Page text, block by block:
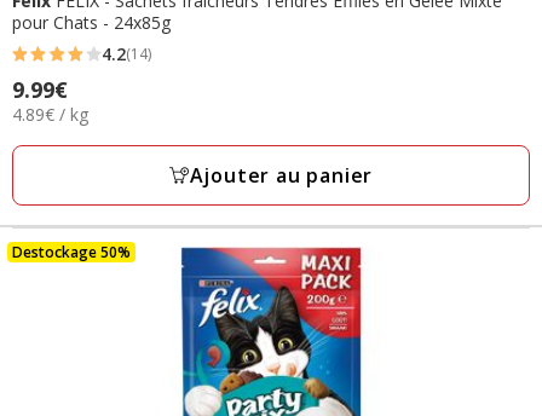
pour Chats - 24x85g
4.2
étoiles
avec
14
4.2(14)
Prix
9.99€
9.99€
4.89€
Kg
4.89€ / kg
Ajouter au panier
Destockage 50%